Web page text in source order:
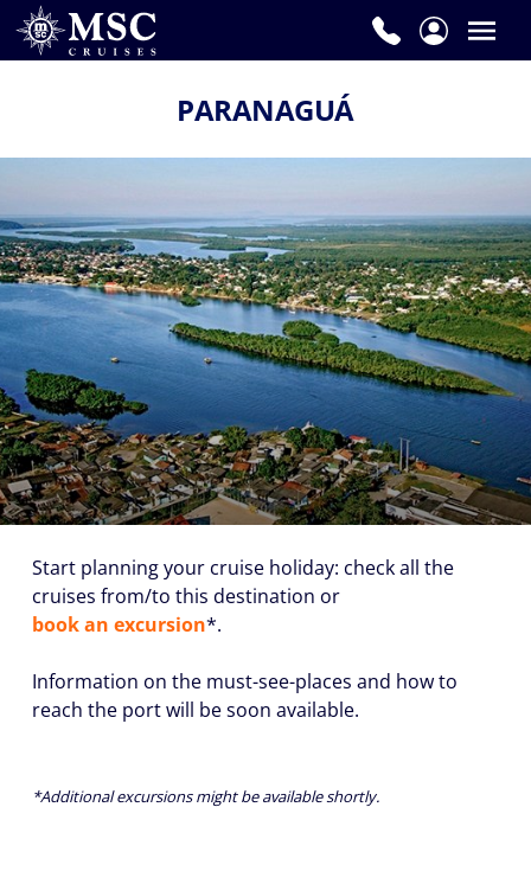
PARANAGUÁ
Start planning your cruise holiday: check all the
cruises from/to this destination or
book an excursion*.
Information on the must-see-places and how to
reach the port will be soon available.
*Additional excursions might be available shortly.